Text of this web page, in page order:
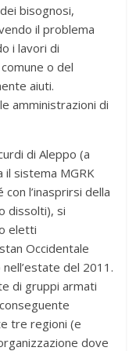
bisognosi,
il problema
i lavori di
o del
aiuti.
amministrazioni di
di Aleppo (a
il sistema MGRK
l’inasprirsi della
dissolti), si
eletti
Occidentale
nell’estate del 2011.
di gruppi armati
tre regioni (e
dove